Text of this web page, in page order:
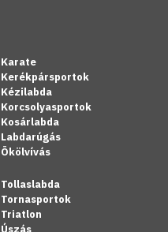
Karate
Kerékpársportok
Kézilabda
Korcsolyasportok
Kosárlabda
Labdarúgás
Ökölvívás
Tollaslabda
Tornasportok
Triatlon
Úszás